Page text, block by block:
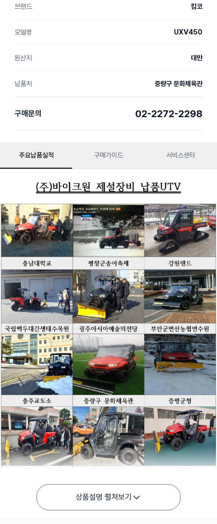
브랜드 킴코
모델명 UXV450
원산지 대만
납품처 중량구 문화체육관
구매문의 02-2272-2298
주요납품실적 구매가이드 서비스센터
상품설명 펼쳐보기